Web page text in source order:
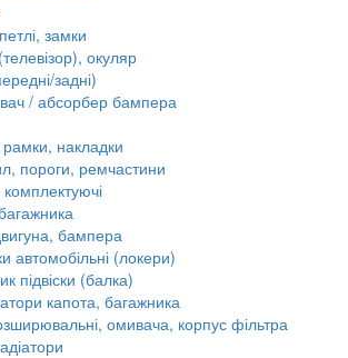
замки
окуляр
задні)
/ абсорбер бампера
рамки, накладки
пороги, ремчастини
бампера
автомобільні (локери)
підвіски (балка)
капота, багажника
омивача, корпус фільтра